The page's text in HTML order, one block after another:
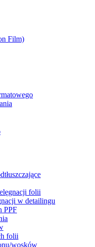
Film)
folii
w detailingu
PPF
folii
wosków